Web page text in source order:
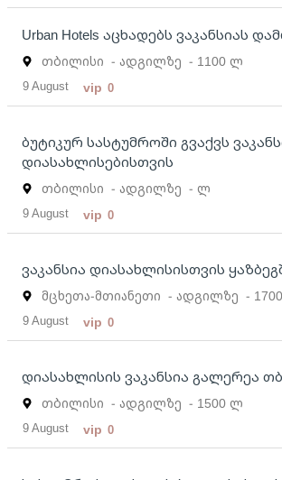
Urban Hotels აცხადებს ვაკანსიას
თბილისი - ადგილზე - 1100 ლ
9 August vip 0
ბუტიკურ სასტუმროში გვაქვს
დიასახლისებისთვის
თბილისი - ადგილზე - ლ
9 August vip 0
ვაკანსია დიასახლისისთვის
მცხეთა-მთიანეთი - ადგილზე -
9 August vip 0
დიასახლისის ვაკანსია გალერეა
თბილისი - ადგილზე - 1500 ლ
9 August vip 0